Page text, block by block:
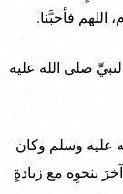
اللهم فأحبَّنا.
صلى الله عليه
عليه وسلم وكان
بنحوِه مع زيادةٍ